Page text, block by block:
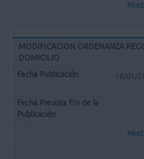
MODIFICACION ORDENANZA
DOMICILIO
18/01/